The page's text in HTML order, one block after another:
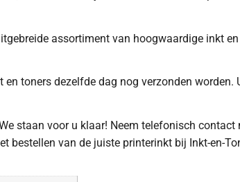
assortiment van hoogwaardige inkt
toners dezelfde dag nog verzonden
staan voor u klaar! Neem telefonisch
bestellen van de juiste printerinkt bij Inkt-en-